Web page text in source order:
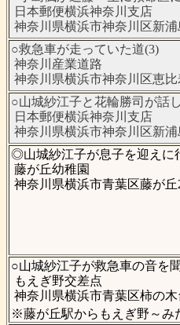
日本郵便横浜神奈川支店
神奈川県横浜市神奈川区新浦
○救急車が走っていた道(3)
神奈川産業道路
神奈川県横浜市神奈川区恵比
○山城紗江子と花輪勝司が話
日本郵便横浜神奈川支店
神奈川県横浜市神奈川区新浦
◎山城紗江子が息子を迎えに
藤が丘幼稚園
神奈川県横浜市青葉区藤が丘
○山城紗江子が救急車の音を
もえぎ野交差点
神奈川県横浜市青葉区柿の木
※藤が丘駅からもえぎ野～み